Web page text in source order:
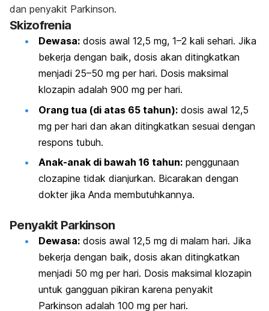
dan penyakit Parkinson.
Skizofrenia
Dewasa: dosis awal 12,5 mg, 1–2 kali sehari. Jika
bekerja dengan baik, dosis akan ditingkatkan
menjadi 25–50 mg per hari. Dosis maksimal
klozapin adalah 900 mg per hari.
Orang tua (di atas 65 tahun): dosis awal 12,5
mg per hari dan akan ditingkatkan sesuai dengan
respons tubuh.
Anak-anak di bawah 16 tahun: penggunaan
clozapine tidak dianjurkan. Bicarakan dengan
dokter jika Anda membutuhkannya.
Penyakit Parkinson
Dewasa: dosis awal 12,5 mg di malam hari. Jika
bekerja dengan baik, dosis akan ditingkatkan
menjadi 50 mg per hari. Dosis maksimal klozapin
untuk gangguan pikiran karena penyakit
Parkinson adalah 100 mg per hari.